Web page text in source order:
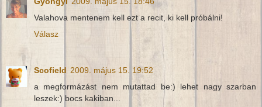
Valahova mentenem kell ezt a recit, ki kell próbálni!
Válasz
Scofield 2009. május 15. 19:52
a megformázást nem mutattad be:) lehet nagy szarban
leszek:) bocs kakiban...